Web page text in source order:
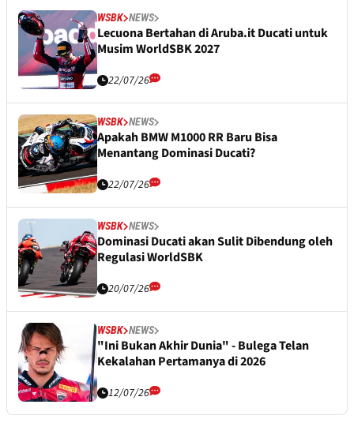
WSBK NEWS
Lecuona Bertahan di Aruba.it Ducati untuk
Musim WorldSBK 2027
22/07/26
WSBK NEWS
Apakah BMW M1000 RR Baru Bisa
Menantang Dominasi Ducati?
22/07/26
WSBK NEWS
Dominasi Ducati akan Sulit Dibendung oleh
Regulasi WorldSBK
20/07/26
WSBK NEWS
"Ini Bukan Akhir Dunia" - Bulega Telan
Kekalahan Pertamanya di 2026
12/07/26